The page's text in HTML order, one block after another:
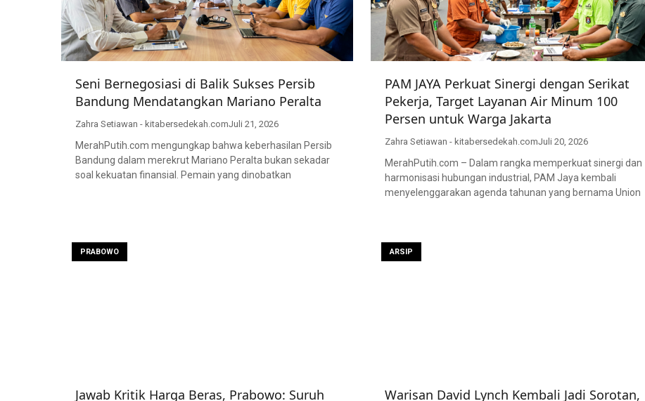
Seni Bernegosiasi di Balik Sukses Persib
Bandung Mendatangkan Mariano Peralta
Zahra Setiawan - kitabersedekah.comJuli 21, 2026
MerahPutih.com mengungkap bahwa keberhasilan Persib
Bandung dalam merekrut Mariano Peralta bukan sekadar
soal kekuatan finansial. Pemain yang dinobatkan
PAM JAYA Perkuat Sinergi dengan Serikat
Pekerja, Target Layanan Air Minum 100
Persen untuk Warga Jakarta
Zahra Setiawan - kitabersedekah.comJuli 20, 2026
MerahPutih.com – Dalam rangka memperkuat sinergi dan
harmonisasi hubungan industrial, PAM Jaya kembali
menyelenggarakan agenda tahunan yang bernama Union
PRABOWO
Jawab Kritik Harga Beras, Prabowo: Suruh
ARSIP
Warisan David Lynch Kembali Jadi Sorotan,